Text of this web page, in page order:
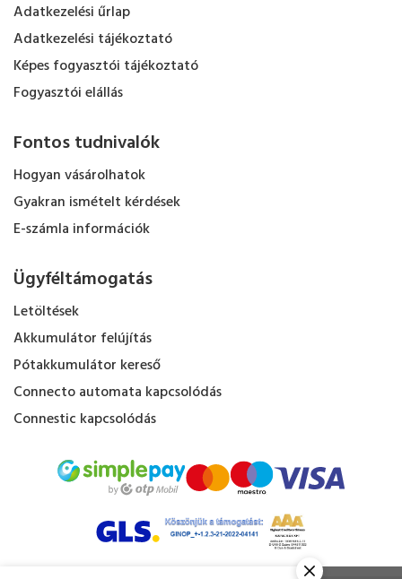
Adatkezelési űrlap
Adatkezelési tájékoztató
Képes fogyasztói tájékoztató
Fogyasztói elállás
Fontos tudnivalók
Hogyan vásárolhatok
Gyakran ismételt kérdések
E-számla információk
Ügyféltámogatás
Letöltések
Akkumulátor felújítás
Pótakkumulátor kereső
Connecto automata kapcsolódás
Connestic kapcsolódás